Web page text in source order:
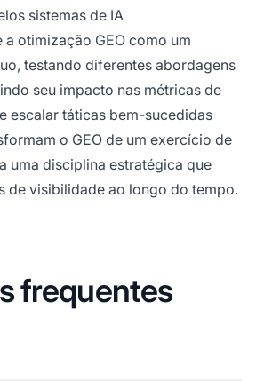
sistemas de IA
a otimização GEO como um
testando diferentes abordagens
seu impacto nas métricas de
escalar táticas bem-sucedidas
o GEO de um exercício de
uma disciplina estratégica que
de visibilidade ao longo do tempo.
frequentes